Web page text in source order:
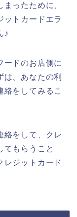
ったために、
ットカードエラ
♪
ードのお店側に
、あなたの利
絡をしてみるこ
絡をして、クレ
てもらうこと
レジットカード